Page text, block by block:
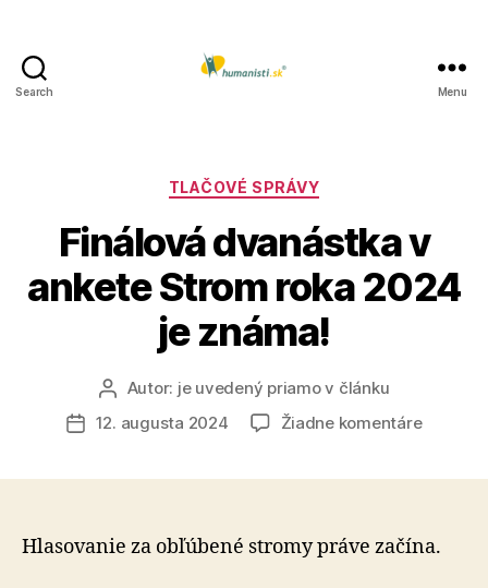
Search Menu
Kategórie
TLAČOVÉ SPRÁVY
Finálová dvanástka v
ankete Strom roka 2024
je známa!
Autor
článku
Autor: je uvedený priamo v článku
Dátum
12. augusta 2024 Žiadne komentárena
Strom
Hlasovanie za obľúbené stromy práve začína.